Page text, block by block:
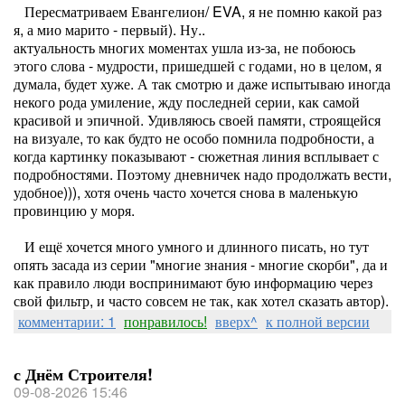
Пересматриваем Евангелион/ EVA, я не помню какой раз
я, а мио марито - первый). Ну..
актуальность многих моментах ушла из-за, не побоюсь
этого слова - мудрости, пришедшей с годами, но в целом, я
думала, будет хуже. А так смотрю и даже испытываю иногда
некого рода умиление, жду последней серии, как самой
красивой и эпичной. Удивляюсь своей памяти, строящейся
на визуале, то как будто не особо помнила подробности, а
когда картинку показывают - сюжетная линия всплывает с
подробностями. Поэтому дневничек надо продолжать вести,
удобное))), хотя очень часто хочется снова в маленькую
провинцию у моря.
И ещё хочется много умного и длинного писать, но тут
опять засада из серии "многие знания - многие скорби", да и
как правило люди воспринимают бую информацию через
свой фильтр, и часто совсем не так, как хотел сказать автор).
комментарии: 1 понравилось! вверх^ к полной версии
с Днём Строителя!
09-08-2026 15:46